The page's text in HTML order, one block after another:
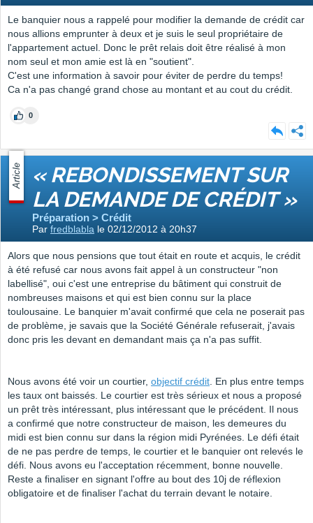
Le banquier nous a rappelé pour modifier la demande de crédit car
nous allions emprunter à deux et je suis le seul propriétaire de
l'appartement actuel. Donc le prêt relais doit être réalisé à mon
nom seul et mon amie est là en "soutient".
C'est une information à savoir pour éviter de perdre du temps!
Ca n'a pas changé grand chose au montant et au cout du crédit.
0
Article « REBONDISSEMENT SUR
LA DEMANDE DE CRÉDIT »
Préparation > Crédit
Par fredblabla le 02/12/2012 à 20h37
Alors que nous pensions que tout était en route et acquis, le crédit
à été refusé car nous avons fait appel à un constructeur "non
labellisé", oui c'est une entreprise du bâtiment qui construit de
nombreuses maisons et qui est bien connu sur la place
toulousaine. Le banquier m'avait confirmé que cela ne poserait pas
de problème, je savais que la Société Générale refuserait, j'avais
donc pris les devant en demandant mais ça n'a pas suffit.
Nous avons été voir un courtier, objectif crédit. En plus entre temps
les taux ont baissés. Le courtier est très sérieux et nous a proposé
un prêt très intéressant, plus intéressant que le précédent. Il nous
a confirmé que notre constructeur de maison, les demeures du
midi est bien connu sur dans la région midi Pyrénées. Le défi était
de ne pas perdre de temps, le courtier et le banquier ont relevés le
défi. Nous avons eu l'acceptation récemment, bonne nouvelle.
Reste a finaliser en signant l'offre au bout des 10j de réflexion
obligatoire et de finaliser l'achat du terrain devant le notaire.